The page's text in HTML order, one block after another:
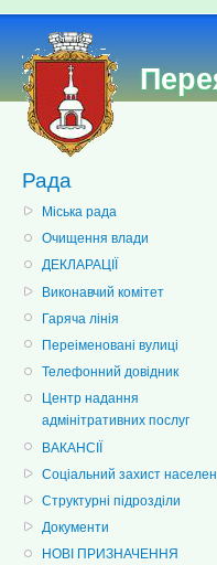
Рада
Міська рада
Очищення влади
ДЕКЛАРАЦІЇ
Виконавчий комітет
Гаряча лінія
Переіменовані вулиці
Телефонний довідник
Центр надання
адмінітративних послуг
ВАКАНСІЇ
Соціальний захист
Структурні підрозділи
Документи
НОВІ ПРИЗНАЧЕННЯ